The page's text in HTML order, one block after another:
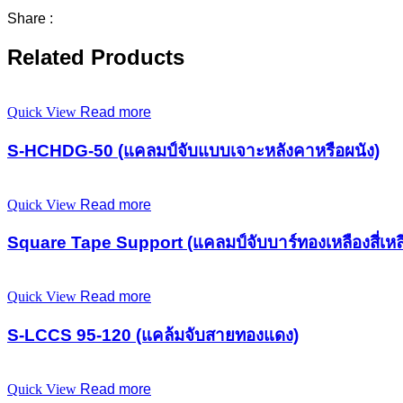
Share :
Related Products
Quick View Read more
S-HCHDG-50 (แคลมป์จับแบบเจาะหลังคาหรือผนัง)
Quick View Read more
Square Tape Support (แคลมป์จับบาร์ทองเหลืองสี่เห
Quick View Read more
S-LCCS 95-120 (แคล้มจับสายทองแดง)
Quick View Read more